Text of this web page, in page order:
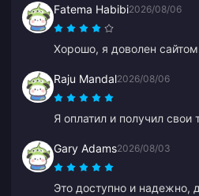
Fatema Habibi2026/08/06
Хорошо, я доволен
Raju Mandal2026/08/06
Я оплатил и получил
Gary Adams2026/08/03
Это доступно и надежно,